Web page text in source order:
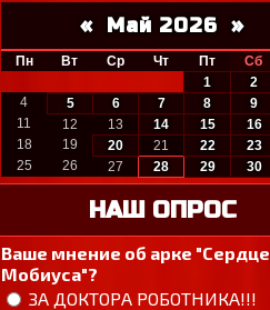
« Май 2026 »
Пн Вт Ср Чт Пт Сб
1
2
4
5 6 7 8 9
11
12 13 14 15 16
18
19 20 21 22 23
25
26 27 28 29 30
НАШ ОПРОС
Ваше мнение об арке "Сердце
Мобиуса"?
ЗА ДОКТОРА РОБОТНИКА!!!